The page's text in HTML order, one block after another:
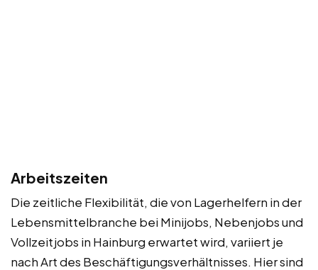
Arbeitszeiten
Die zeitliche Flexibilität, die von Lagerhelfern in der
Lebensmittelbranche bei Minijobs, Nebenjobs und
Vollzeitjobs in Hainburg erwartet wird, variiert je
nach Art des Beschäftigungsverhältnisses. Hier sind